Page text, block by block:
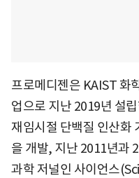
프로메디젠은 KAIST 화
업으로 지난 2019년 설
재임시절 단백질 인산화
을 개발, 지난 2011년과
과학 저널인 사이언스